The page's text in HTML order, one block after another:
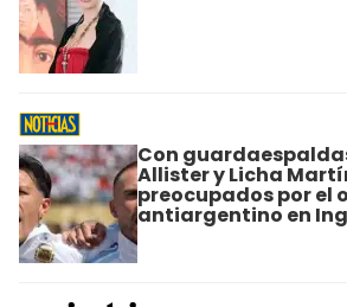
Con
Allister y Licha
preocupados por el
antiargentino en